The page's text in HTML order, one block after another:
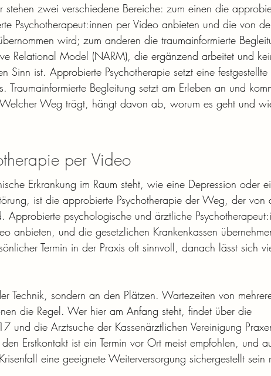
stehen zwei verschiedene Bereiche: zum einen die
Psychotherapeut:innen per Video anbieten und die von
wird; zum anderen die traumainformierte
Relational Model (NARM), die ergänzend arbeitet und
Sinn ist. Approbierte Psychotherapie setzt eine festgestellte
Traumainformierte Begleitung setzt am Erleben an und
Weg trägt, hängt davon ab, worum es geht und
per Video
Erkrankung im Raum steht, wie eine Depression oder
ist die approbierte Psychotherapie der Weg, der von
Approbierte psychologische und ärztliche
anbieten, und die gesetzlichen Krankenkassen
Termin in der Praxis oft sinnvoll, danach lässt sich
Technik, sondern an den Plätzen. Wartezeiten von
die Regel. Wer hier am Anfang steht, findet über die
und die Arztsuche der Kassenärztlichen Vereinigung
Erstkontakt ist ein Termin vor Ort meist empfohlen, und
eine geeignete Weiterversorgung sichergestellt sein